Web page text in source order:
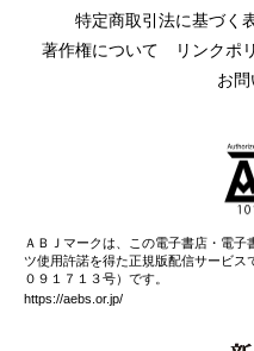
特定商取引法に基づく
著作権について
リンクポ
お
ＡＢＪマークは、この電子書店・電
ツ使用許諾を得た正規版配信サービス
０９１７１３号）です。
https://aebs.or.jp/